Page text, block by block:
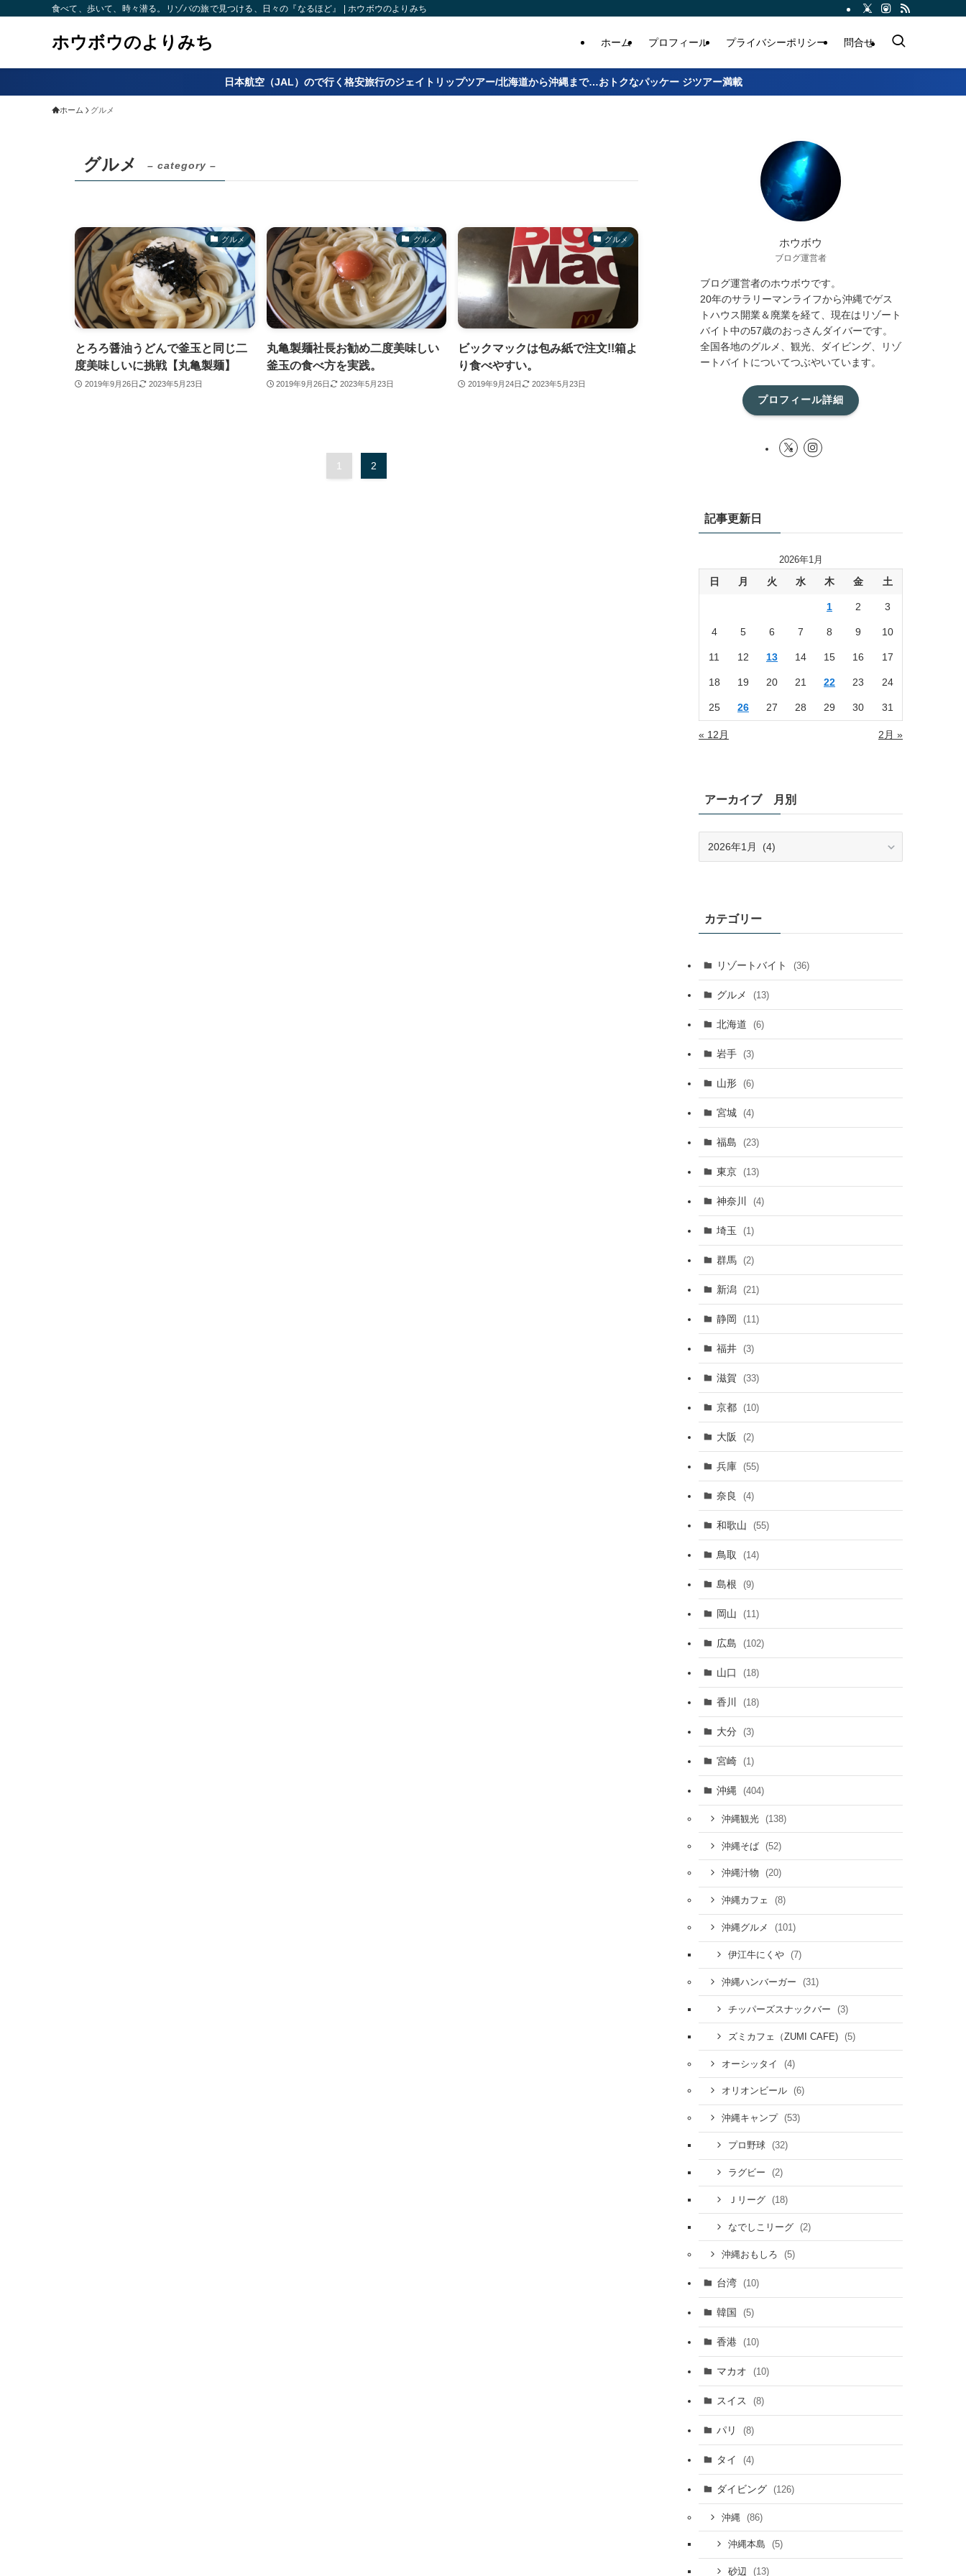
食べて、歩いて、時々潜る。リゾバの旅で見つける、日々の『なるほど』 | ホウボウのよりみち
ホウボウのよりみち ホーム プロフィール プライバシーポリシー 問合せ
日本航空（JAL）ので行く格安旅行のジェイトリップツアー/北海道から沖縄まで…おトクなパッケー ジツアー満載
ホーム グルメ
グルメ – category –
グルメ
とろろ醤油うどんで釜玉と同じ二
度美味しいに挑戦【丸亀製麺】
2019年9月26日 2023年5月23日
グルメ
丸亀製麺社長お勧め二度美味しい
釜玉の食べ方を実践。
2019年9月26日 2023年5月23日
グルメ
ビックマックは包み紙で注文!!箱よ
り食べやすい。
2019年9月24日 2023年5月23日
1 2
ホウボウ
ブログ運営者
ブログ運営者のホウボウです。
20年のサラリーマンライフから沖縄でゲス
トハウス開業＆廃業を経て、現在はリゾート
バイト中の57歳のおっさんダイバーです。
全国各地のグルメ、観光、ダイビング、リゾ
ートバイトについてつぶやいています。
プロフィール詳細
記事更新日
2026年1月
日 月 火 水 木 金 土
1 2 3
4 5 6 7 8 9 10
11 12 13 14 15 16 17
18 19 20 21 22 23 24
25 26 27 28 29 30 31
« 12月 2月 »
アーカイブ 月別
月
別
カテゴリー
リゾートバイト (36)
グルメ (13)
北海道 (6)
岩手 (3)
山形 (6)
宮城 (4)
福島 (23)
東京 (13)
神奈川 (4)
埼玉 (1)
群馬 (2)
新潟 (21)
静岡 (11)
福井 (3)
滋賀 (33)
京都 (10)
大阪 (2)
兵庫 (55)
奈良 (4)
和歌山 (55)
鳥取 (14)
島根 (9)
岡山 (11)
広島 (102)
山口 (18)
香川 (18)
大分 (3)
宮崎 (1)
沖縄 (404)
沖縄観光 (138)
沖縄そば (52)
沖縄汁物 (20)
沖縄カフェ (8)
沖縄グルメ (101)
伊江牛にくや (7)
沖縄ハンバーガー (31)
チッパーズスナックバー (3)
ズミカフェ（ZUMI CAFE) (5)
オーシッタイ (4)
オリオンビール (6)
沖縄キャンプ (53)
プロ野球 (32)
ラグビー (2)
Ｊリーグ (18)
なでしこリーグ (2)
沖縄おもしろ (5)
台湾 (10)
韓国 (5)
香港 (10)
マカオ (10)
スイス (8)
パリ (8)
タイ (4)
ダイビング (126)
沖縄 (86)
沖縄本島 (5)
砂辺 (13)